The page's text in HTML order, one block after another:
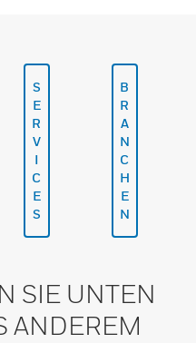
S
E
R
V
I
C
E
S
B
R
A
N
C
H
E
N
SIE UNTEN
ANDEREM